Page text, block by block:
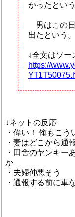
かったという
男はこの日
出たという。
↓全文はソー
https://
↓ネットの反応
・偉い！ 俺もこう
・妻はどこから通
・田舎のヤンキー
か
・夫婦仲悪そう
・通報する前に車